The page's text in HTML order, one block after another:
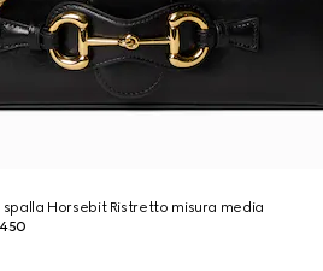
spalla Horsebit Ristretto misura media